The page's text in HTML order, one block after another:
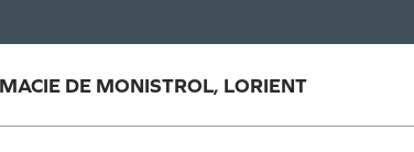
DE MONISTROL, LORIENT